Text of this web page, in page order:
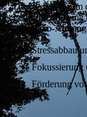
Durch diese Form
gefördert und
Piko-Piko-Atmung
Stressabbau
Fokussierung
Förderung